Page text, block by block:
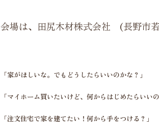
会場は、田尻木材株式会社 (長野市
「家がほしいな。でもどうしたらいいのかな？」
「マイホーム買いたいけど、何からはじめたらいいの
「注文住宅で家を建てたい！何から手をつける？」